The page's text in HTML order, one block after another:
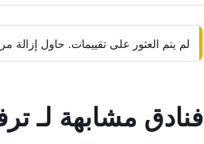
لم يتم العثور على تقييمات. حاول
فنادق مشابهة لـ